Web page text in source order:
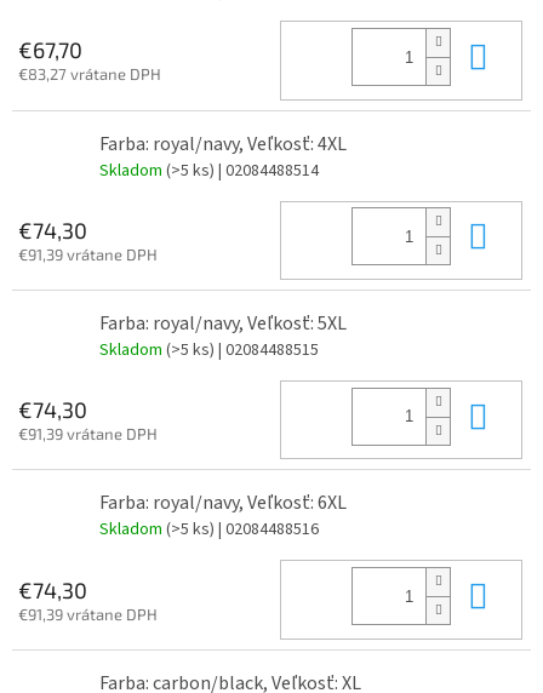
€67,70
€83,27 vrátane DPH
Farba: royal/navy, Veľkosť: 4XL
Skladom (>5 ks) | 02084488514
€74,30
€91,39 vrátane DPH
Farba: royal/navy, Veľkosť: 5XL
Skladom (>5 ks) | 02084488515
€74,30
€91,39 vrátane DPH
Farba: royal/navy, Veľkosť: 6XL
Skladom (>5 ks) | 02084488516
€74,30
€91,39 vrátane DPH
Farba: carbon/black, Veľkosť: XL